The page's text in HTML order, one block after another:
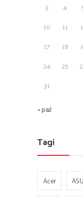
3
4
10
11
17
18
24
25
31
« paź
Tagi
Acer